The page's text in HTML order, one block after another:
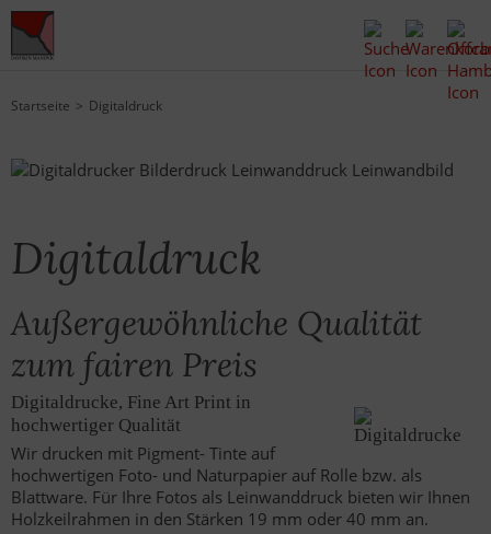
Startseite Digitaldruck
Digitaldruck
Außergewöhnliche Qualität
zum fairen Preis
Digitaldrucke, Fine Art Print in
hochwertiger Qualität
Wir drucken mit Pigment- Tinte auf
hochwertigen Foto- und Naturpapier auf Rolle bzw. als
Blattware. Für Ihre Fotos als Leinwanddruck bieten wir Ihnen
Holzkeilrahmen in den Stärken 19 mm oder 40 mm an.